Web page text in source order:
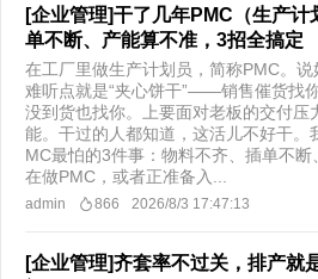
[企业管理]干了几年PMC（生产计
单不断、产能算不准，3招全搞定
在工厂里做生产计划员，简称PMC。说
难听点就是“夹心饼干”——销售催货找
没到货也找你。上要面对老板的交付压
能。干过的人都知道，这活儿不好干。
MC最怕的3件事：物料不齐、插单不
在做PMC，或者正准备入...
admin 866 2026/8/3 17:47:13
[企业管理]齐套率不过关，排产就